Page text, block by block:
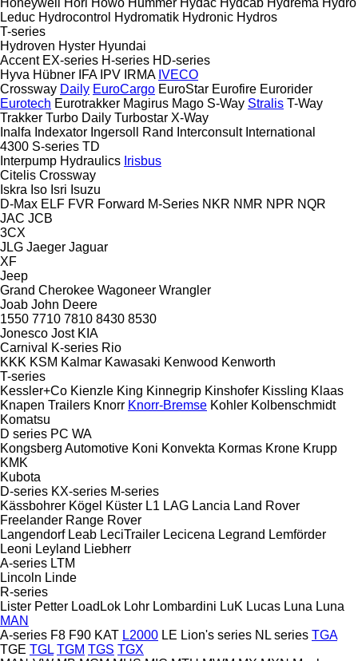
Leduc Hydrocontrol Hydromatik Hydronic Hydros
T-series
Hydroven Hyster Hyundai
Accent EX-series H-series HD-series
Hyva Hübner IFA IPV IRMA IVECO
Crossway Daily EuroCargo EuroStar Eurofire Eurorider
Eurotech Eurotrakker Magirus Mago S-Way Stralis T-Way
Trakker Turbo Daily Turbostar X-Way
Inalfa Indexator Ingersoll Rand Interconsult International
4300 S-series TD
Interpump Hydraulics Irisbus
Citelis Crossway
Iskra Iso Isri Isuzu
D-Max ELF FVR Forward M-Series NKR NMR NPR NQR
JAC JCB
3CX
JLG Jaeger Jaguar
XF
Jeep
Grand Cherokee Wagoneer Wrangler
Joab John Deere
1550 7710 7810 8430 8530
Jonesco Jost KIA
Carnival
K-series Rio
KKK KSM Kalmar Kawasaki Kenwood Kenworth
T-series
Kessler+Co Kienzle King Kinnegrip Kinshofer Kissling Klaas
Knapen Trailers Knorr Knorr-Bremse Kohler Kolbenschmidt
Komatsu
D series PC WA
Kongsberg Automotive Koni Konvekta Kormas Krone Krupp
KMK
Kubota
D-series KX-series M-series
Kässbohrer Kögel Küster L1 LAG Lancia Land Rover
Freelander Range Rover
Langendorf Leab LeciTrailer Lecicena Legrand Lemförder
Leoni Leyland Liebherr
A-series LTM
Lincoln Linde
R-series
Lister Petter LoadLok Lohr Lombardini LuK Lucas Luna Luna
MAN
A-series F8 F90 KAT L2000 LE Lion's series NL series TGA
TGE TGL TGM TGS TGX